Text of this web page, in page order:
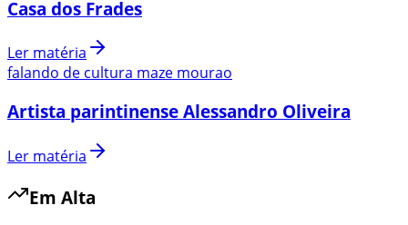
Casa dos Frades
Ler matéria
falando de cultura maze mourao
Artista parintinense Alessandro Oliveira
Ler matéria
Em Alta